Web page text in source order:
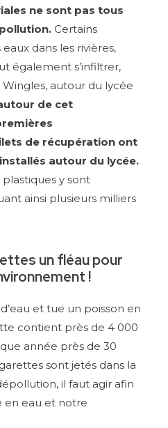
ne sont pas tous
Certains
dans les rivières,
également s’infiltrer,
autour du lycée
de cet
de récupération ont
autour du lycée.
y sont
ainsi plusieurs milliers
un fléau pour
!
et tue un poisson en
contient près de 4 000
année près de 30
sont jetés dans la
il faut agir afin
en eau et notre